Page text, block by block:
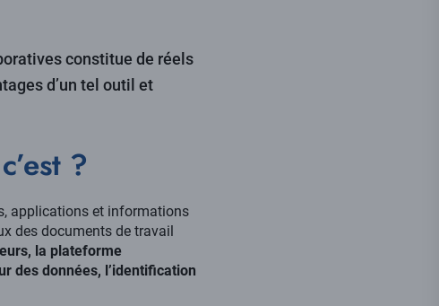
constitue de réels
d’un tel outil et
?
applications et informations
des documents de travail
la plateforme
des données, l’identification